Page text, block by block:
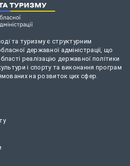
та туризму є структурним
державної адміністрації, що
реалізацію державної політики
і спорту та виконання програм
на розвиток цих сфер.